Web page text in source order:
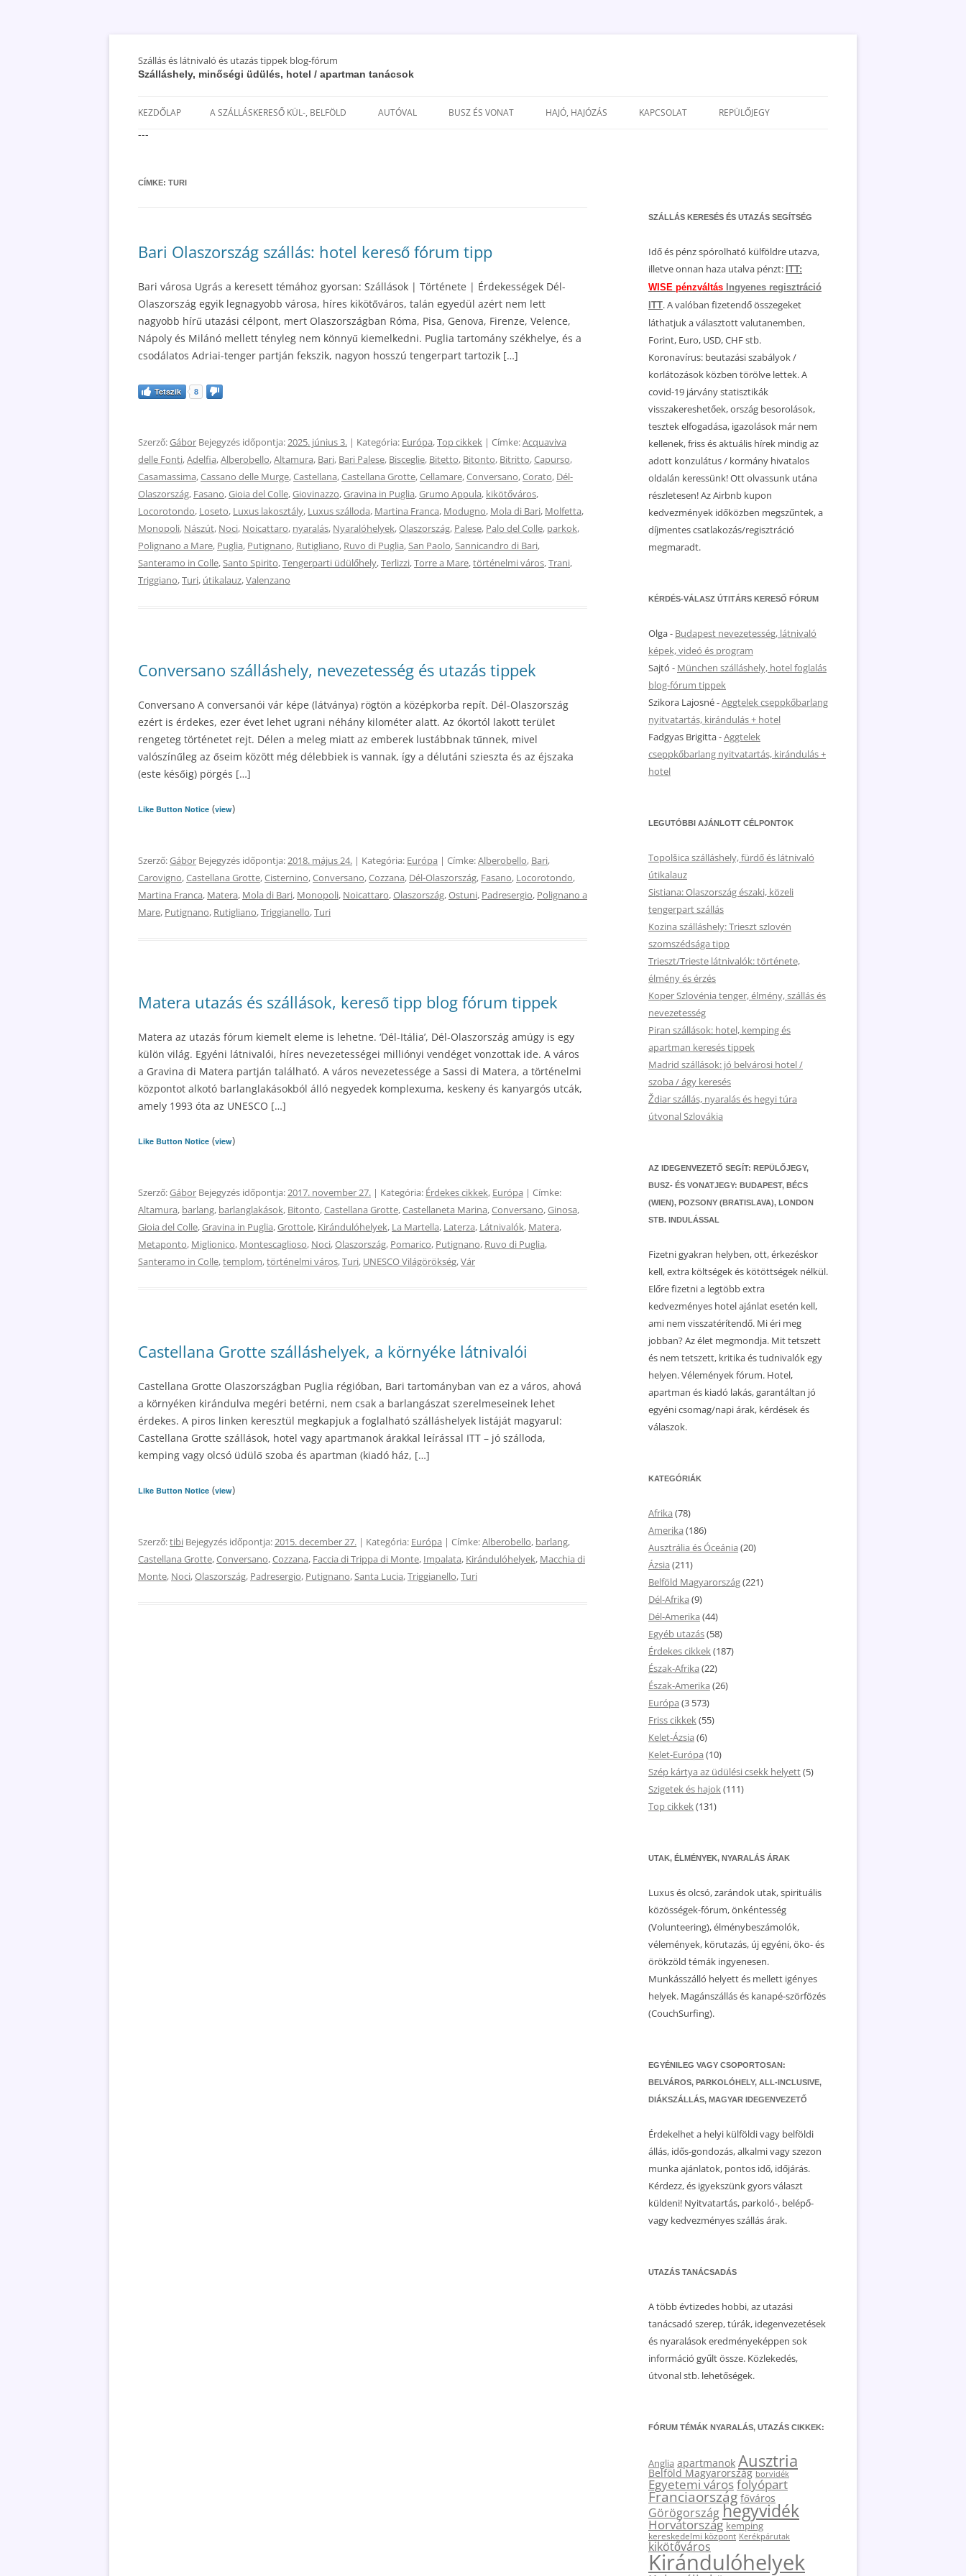
Szállás és látnivaló és utazás tippek blog-fórum
Szálláshely, minőségi üdülés, hotel / apartman tanácsok
a
KEZDŐLAP A SZÁLLÁSKERESŐ KÜL-, BELFÖLD AUTÓVAL BUSZ ÉS VONAT HAJÓ, HAJÓZÁS KAPCSOLAT REPÜLŐJEGY
---
CÍMKE: TURI
Bari Olaszország szállás: hotel kereső fórum tipp
Bari városa Ugrás a keresett témához gyorsan: Szállások | Története | Érdekességek Dél-
Olaszország egyik legnagyobb városa, híres kikötőváros, talán egyedül azért nem lett
nagyobb hírű utazási célpont, mert Olaszországban Róma, Pisa, Genova, Firenze, Velence,
Nápoly és Milánó mellett tényleg nem könnyű kiemelkedni. Puglia tartomány székhelye, és a
csodálatos Adriai-tenger partján fekszik, nagyon hosszú tengerpart tartozik […]
Tetszik 8
Szerző:Gábor Bejegyzés időpontja:2025. június 3. | Kategória: Európa,Top cikkek | Címke:Acquaviva
delle Fonti,Adelfia,Alberobello,Altamura, Bari, Bari Palese, Bisceglie, Bitetto, Bitonto, Bitritto,Capurso,
Casamassima,Cassano delle Murge,Castellana,Castellana Grotte,Cellamare,Conversano,Corato, Dél-
Olaszország, Fasano,Gioia del Colle,Giovinazzo,Gravina in Puglia,Grumo Appula, kikötőváros,
Locorotondo, Loseto, Luxus lakosztály, Luxus szálloda, Martina Franca, Modugno, Mola di Bari, Molfetta,
Monopoli, Nászút, Noci, Noicattaro, nyaralás, Nyaralóhelyek,Olaszország, Palese, Palo del Colle, parkok,
Polignano a Mare, Puglia, Putignano, Rutigliano, Ruvo di Puglia,San Paolo,Sannicandro di Bari,
Santeramo in Colle,Santo Spirito,Tengerparti üdülőhely,Terlizzi,Torre a Mare,történelmi város,Trani,
Triggiano,Turi, útikalauz,Valenzano
Conversano szálláshely, nevezetesség és utazás tippek
Conversano A conversanói vár képe (látványa) rögtön a középkorba repít. Dél-Olaszország
ezért is érdekes, ezer évet lehet ugrani néhány kilométer alatt. Az ókortól lakott terület
rengeteg történetet rejt. Délen a meleg miatt az emberek lustábbnak tűnnek, mivel
valószínűleg az őseim között még délebbiek is vannak, így a délutáni szieszta és az éjszaka
(este későig) pörgés […]
Like Button Notice (view)
Szerző:Gábor Bejegyzés időpontja:2018. május 24. | Kategória: Európa | Címke:Alberobello, Bari,
Carovigno,Castellana Grotte,Cisternino,Conversano,Cozzana, Dél-Olaszország, Fasano, Locorotondo,
Martina Franca, Matera, Mola di Bari, Monopoli, Noicattaro,Olaszország,Ostuni, Padresergio, Polignano a
Mare, Putignano, Rutigliano,Triggianello,Turi
Matera utazás és szállások, kereső tipp blog fórum tippek
Matera az utazás fórum kiemelt eleme is lehetne. ‘Dél-Itália’, Dél-Olaszország amúgy is egy
külön világ. Egyéni látnivalói, híres nevezetességei milliónyi vendéget vonzottak ide. A város
a Gravina di Matera partján található. A város nevezetessége a Sassi di Matera, a történelmi
központot alkotó barlanglakásokból álló negyedek komplexuma, keskeny és kanyargós utcák,
amely 1993 óta az UNESCO […]
Like Button Notice (view)
Szerző:Gábor Bejegyzés időpontja:2017. november 27. | Kategória: Érdekes cikkek, Európa | Címke:
Altamura, barlang, barlanglakások, Bitonto,Castellana Grotte,Castellaneta Marina,Conversano,Ginosa,
Gioia del Colle,Gravina in Puglia,Grottole, Kirándulóhelyek, La Martella, Laterza, Látnivalók, Matera,
Metaponto, Miglionico, Montescaglioso, Noci,Olaszország, Pomarico, Putignano, Ruvo di Puglia,
Santeramo in Colle,templom,történelmi város,Turi, UNESCO Világörökség,Vár
Castellana Grotte szálláshelyek, a környéke látnivalói
Castellana Grotte Olaszországban Puglia régióban, Bari tartományban van ez a város, ahová
a környéken kirándulva megéri betérni, nem csak a barlangászat szerelmeseinek lehet
érdekes. A piros linken keresztül megkapjuk a foglalható szálláshelyek listáját magyarul:
Castellana Grotte szállások, hotel vagy apartmanok árakkal leírással ITT – jó szálloda,
kemping vagy olcsó üdülő szoba és apartman (kiadó ház, […]
Like Button Notice (view)
Szerző:tibi Bejegyzés időpontja:2015. december 27. | Kategória: Európa | Címke:Alberobello, barlang,
Castellana Grotte,Conversano,Cozzana, Faccia di Trippa di Monte, Impalata, Kirándulóhelyek, Macchia di
Monte, Noci,Olaszország, Padresergio, Putignano,Santa Lucia,Triggianello,Turi
SZÁLLÁS KERESÉS ÉS UTAZÁS SEGÍTSÉG
Idő és pénz spórolható külföldre utazva,
illetve onnan haza utalva pénzt: ITT:
WISE pénzváltás Ingyenes regisztráció
ITT. A valóban fizetendő összegeket
láthatjuk a választott valutanemben,
Forint, Euro, USD, CHF stb.
Koronavírus: beutazási szabályok /
korlátozások közben törölve lettek. A
covid-19 járvány statisztikák
visszakereshetőek, ország besorolások,
tesztek elfogadása, igazolások már nem
kellenek, friss és aktuális hírek mindig az
adott konzulátus / kormány hivatalos
oldalán keressünk! Ott olvassunk utána
részletesen! Az Airbnb kupon
kedvezmények időközben megszűntek, a
díjmentes csatlakozás/regisztráció
megmaradt.
KÉRDÉS-VÁLASZ ÚTITÁRS KERESŐ FÓRUM
Olga- Budapest nevezetesség, látnivaló
képek, videó és program
Sajtó - München szálláshely, hotel foglalás
blog-fórum tippek
Szikora Lajosné-Aggtelek cseppkőbarlang
nyitvatartás, kirándulás + hotel
Fadgyas Brigitta-Aggtelek
cseppkőbarlang nyitvatartás, kirándulás +
hotel
LEGUTÓBBI AJÁNLOTT CÉLPONTOK
Topolšica szálláshely, fürdő és látnivaló
útikalauz
Sistiana: Olaszország északi, közeli
tengerpart szállás
Kozina szálláshely: Trieszt szlovén
szomszédsága tipp
Trieszt/Trieste látnivalók: története,
élmény és érzés
Koper Szlovénia tenger, élmény, szállás és
nevezetesség
Piran szállások: hotel, kemping és
apartman keresés tippek
Madrid szállások: jó belvárosi hotel /
szoba / ágy keresés
Ždiar szállás, nyaralás és hegyi túra
útvonal Szlovákia
AZ IDEGENVEZETŐ SEGÍT: REPÜLŐJEGY,
BUSZ- ÉS VONATJEGY: BUDAPEST, BÉCS
(WIEN), POZSONY (BRATISLAVA), LONDON
STB. INDULÁSSAL
Fizetni gyakran helyben, ott, érkezéskor
kell, extra költségek és kötöttségek nélkül.
Előre fizetni a legtöbb extra
kedvezményes hotel ajánlat esetén kell,
ami nem visszatérítendő. Mi éri meg
jobban? Az élet megmondja. Mit tetszett
és nem tetszett, kritika és tudnivalók egy
helyen. Vélemények fórum. Hotel,
apartman és kiadó lakás, garantáltan jó
egyéni csomag/napi árak, kérdések és
válaszok.
KATEGÓRIÁK
Afrika (78)
Amerika (186)
Ausztrália és Óceánia (20)
Ázsia (211)
Belföld Magyarország(221)
Dél-Afrika (9)
Dél-Amerika (44)
Egyéb utazás(58)
Érdekes cikkek(187)
Észak-Afrika (22)
Észak-Amerika (26)
Európa (3 573)
Friss cikkek(55)
Kelet-Ázsia (6)
Kelet-Európa (10)
Szép kártya az üdülési csekk helyett(5)
Szigetek és hajok(111)
Top cikkek(131)
UTAK, ÉLMÉNYEK, NYARALÁS ÁRAK
Luxus és olcsó, zarándok utak, spirituális
közösségek-fórum, önkéntesség
(Volunteering), élménybeszámolók,
vélemények, körutazás, új egyéni, öko- és
örökzöld témák ingyenesen.
Munkásszálló helyett és mellett igényes
helyek. Magánszállás és kanapé-szörfözés
(CouchSurfing).
EGYÉNILEG VAGY CSOPORTOSAN:
BELVÁROS, PARKOLÓHELY, ALL-INCLUSIVE,
DIÁKSZÁLLÁS, MAGYAR IDEGENVEZETŐ
Érdekelhet a helyi külföldi vagy belföldi
állás, idős-gondozás, alkalmi vagy szezon
munka ajánlatok, pontos idő, időjárás.
Kérdezz, és igyekszünk gyors választ
küldeni! Nyitvatartás, parkoló-, belépő-
vagy kedvezményes szállás árak.
UTAZÁS TANÁCSADÁS
A több évtizedes hobbi, az utazási
tanácsadó szerep, túrák, idegenvezetések
és nyaralások eredményeképpen sok
információ gyűlt össze. Közlekedés,
útvonal stb. lehetőségek.
FÓRUM TÉMÁK NYARALÁS, UTAZÁS CIKKEK:
Anglia apartmanok Ausztria
Belföld Magyarország borvidék
Egyetemi városfolyópart
Franciaország főváros
Görögországhegyvidék
Horvátország kemping
kereskedelmi központ Kerékpárutak
kikötőváros
Kirándulóhelyek